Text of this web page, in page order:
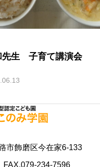
先生 子育て講演会
市飾磨区今在家6-133
234-7596